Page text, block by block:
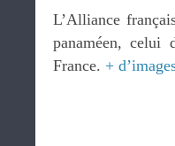
L’Alliance
panaméen, celui
France. +